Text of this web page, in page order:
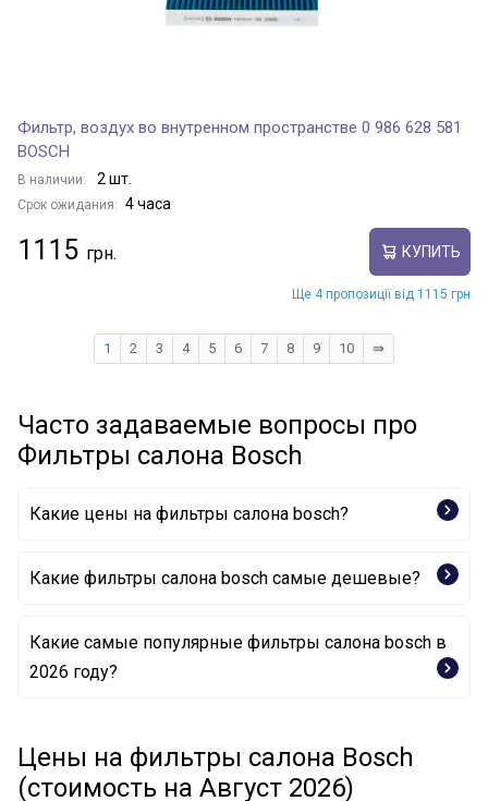
Фильтр, воздух во внутренном пространстве 0 986 628 581
BOSCH
В наличии: 2 шт.
Срок ожидания: 4 часа
1115 КУПИТЬ
Ще 4 пропозиції від 1115 грн
1 2 3 4 5 6 7 8 9 10 ⇛
Часто задаваемые вопросы про
Фильтры салона Bosch
Какие цены на фильтры салона bosch?
Какие фильтры салона bosch самые дешевые?
Фильтр, воздух во внутренном пространстве 1 987
432 097 BOSCH
Фильтр, воздух во внутренном пространстве 0 986
628 583 BOSCH
Какие самые популярные фильтры салона bosch в
2026 году?
435 010 BOSCH
Фильтр, воздух во внутренном пространстве 0 986
Цены на фильтры салона Bosch
(стоимость на Август 2026)